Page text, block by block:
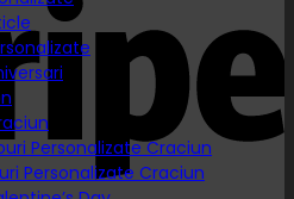
Personalizate Craciun
Personalizate Craciun